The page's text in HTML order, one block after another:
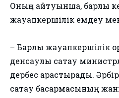
Оның айтуынша, барлық
жауапкершілік емдеу
– Барлық жауапкершілік
денсаулық сақтау
дербес қарастырады.
сақтау басқармасының